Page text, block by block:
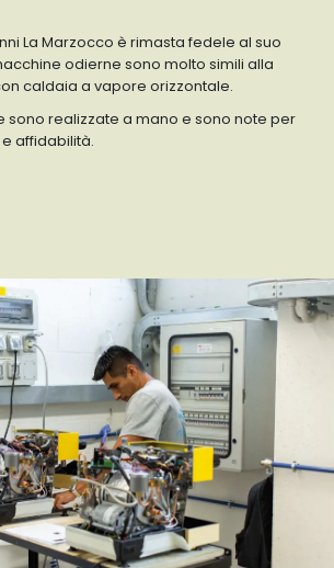
La Marzocco è rimasta fedele al suo
odierne sono molto simili alla
caldaia a vapore orizzontale.
sono realizzate a mano e sono note per
affidabilità.